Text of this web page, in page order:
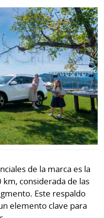
de la marca es la
considerada de las
Este respaldo
elemento clave para